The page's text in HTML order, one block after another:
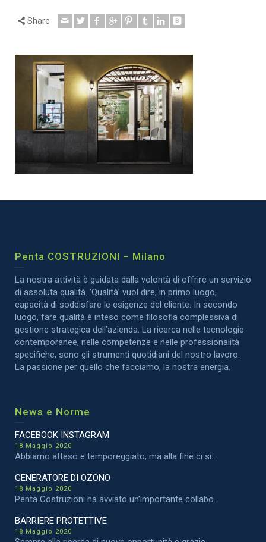
Share
Penta COSTRUZIONI – Milano
La nostra attività è guidata dalla volontà di offrire un servizio
di assoluta qualità. ‘Qualità’ vuol dire, in primo luogo,
capacità di soddisfare le esigenze del cliente. In secondo
luogo, fare qualità è inteso come filosofia complessiva di
gestione strategica dell’azienda. La ricerca nelle tecnologie
contemporanee, nelle competenze e nelle professionalità
specifiche, sono gli strumenti quotidiani del nostro lavoro.
La passione per quello che facciamo, la nostra energia.
News e Norme
FACEBOOK INSTAGRAM
18 Maggio 2020
Abbiamo atteso e temporeggiato, ma alla fine ci si...
GENERATORE DI OZONO
18 Maggio 2020
Penta Costruzioni ha avviato un’importante collabo...
BARRIERE PROTETTIVE
18 Maggio 2020